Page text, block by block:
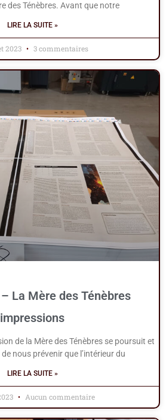
des Ténèbres. Avant que notre
LIRE LA SUITE »
2023 3 commentaires
La Mère des Ténèbres
impressions
de la Mère des Ténèbres se poursuit et
de nous prévenir que l’intérieur du
LIRE LA SUITE »
Aucun commentaire